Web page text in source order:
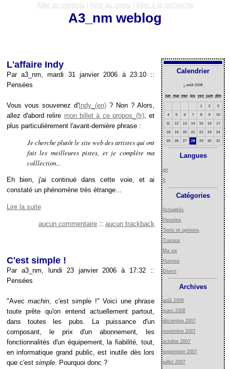
Aller au contenu Aller au menu Aller à la recherche
A3_nm weblog
Calendrier
« août 2008
lun mar mer jeu ven sam dim
1 2 3
4 5 6 7 8 9 10
11 12 13 14 15 16 17
18 19 20 21 22 23 24
25 26 27 28 29 30 31
Langues
en
fr
Catégories
Actualités
Pensées
Tests et opinions
Travaux
Ma vie
Humour
Divers
Archives
août 2008
mars 2008
décembre 2007
novembre 2007
octobre 2007
septembre 2007
juillet 2007
L'affaire Indy
Par a3_nm, mardi 31 janvier 2006 à 23:10 ::
Pensées
Vous vous souvenez d'Indy
? Non ? Alors,
allez d'abord relire mon billet à ce propos
, et
plus particulièrement l'avant-dernière phrase :
Je cherche plutôt le site web des artistes qui ont
fait les meilleures pistes, et je complète ma
colllection...
Eh bien, j'ai continué dans cette voie, et ai
constaté un phénomène très étrange...
Lire la suite
aucun commentaire :: aucun trackback
C'est simple !
Par a3_nm, lundi 23 janvier 2006 à 17:32 ::
Pensées
"Avecmachin , c'est simple !" Voici une phrase
toute prête qu'on entend actuellement partout,
dans toutes les pubs. La puissance d'un
composant, le prix d'un abonnement, les
fonctionnalités d'un équipement, la fiabilité, tout,
en informatique grand public, est inutile dès lors
que c'est simple. Pourquoi donc ?